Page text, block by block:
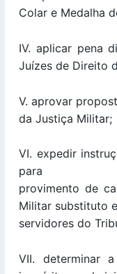
Colar e Medalha
IV. aplicar pena
Juízes de Direito
V. aprovar
da Justiça Militar;
VI. expedir
para
provimento de
Militar substituto
servidores do
VII. determinar